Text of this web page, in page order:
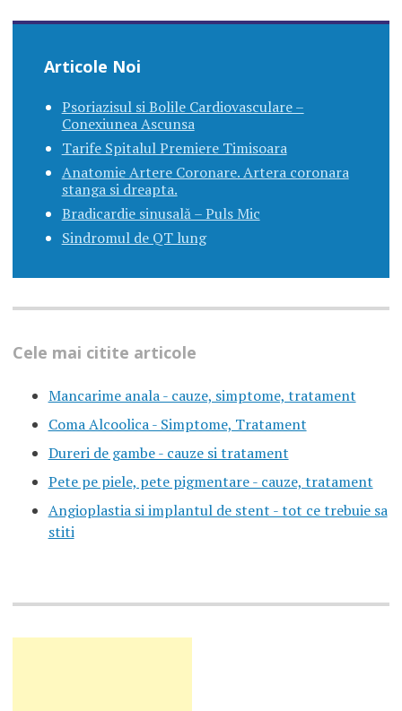
Articole Noi
Psoriazisul si Bolile Cardiovasculare –
Conexiunea Ascunsa
Tarife Spitalul Premiere Timisoara
Anatomie Artere Coronare. Artera coronara
stanga si dreapta.
Bradicardie sinusală – Puls Mic
Sindromul de QT lung
Cele mai citite articole
Mancarime anala - cauze, simptome, tratament
Coma Alcoolica - Simptome, Tratament
Dureri de gambe - cauze si tratament
Pete pe piele, pete pigmentare - cauze, tratament
Angioplastia si implantul de stent - tot ce trebuie sa
stiti